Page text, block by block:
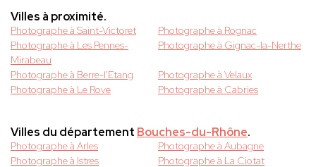
Villes à proximité.
Photographe à Saint-Victoret
Photographe à Rognac
Photographe à Les Pennes-
Mirabeau
Photographe à Gignac-la-Nerthe
Photographe à Berre-l'Etang
Photographe à Velaux
Photographe à Le Rove
Photographe à Cabries
Villes du département Bouches-du-Rhône.
Photographe à Arles
Photographe à Aubagne
Photographe à Istres
Photographe à La Ciotat